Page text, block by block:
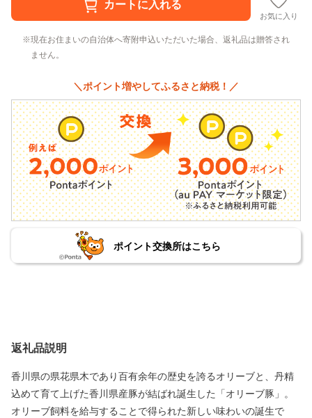
お気に入り
現在お住まいの自治体へ寄附申込いただいた場合、返礼品は贈答され
ません。
＼ポイント増やしてふるさと納税！／
ポイント交換所はこちら
返礼品説明
香川県の県花県木であり百有余年の歴史を誇るオリーブと、丹精
込めて育て上げた香川県産豚が結ばれ誕生した「オリーブ豚」。
オリーブ飼料を給与することで得られた新しい味わいの誕生で